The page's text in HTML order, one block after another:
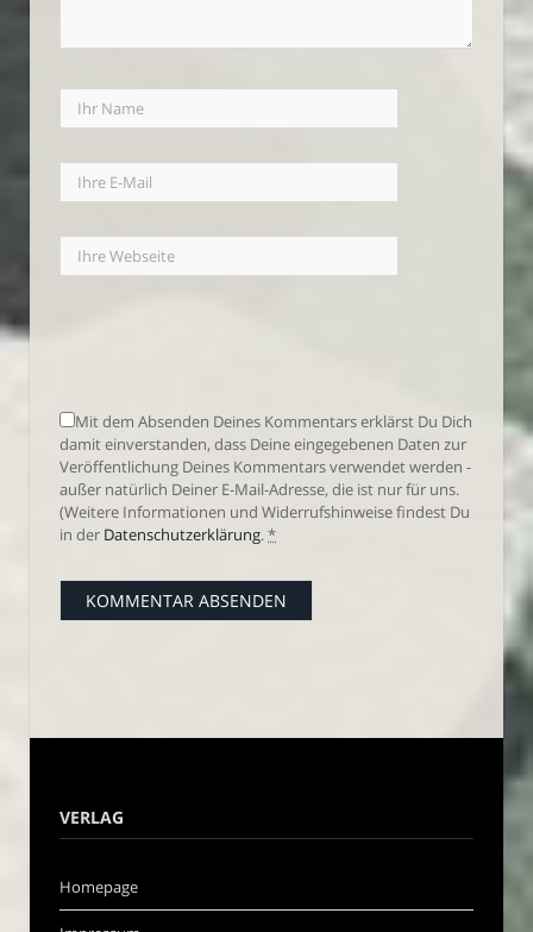
Mit dem Absenden Deines Kommentars erklärst Du Dich
damit einverstanden, dass Deine eingegebenen Daten zur
Veröffentlichung Deines Kommentars verwendet werden -
außer natürlich Deiner E-Mail-Adresse, die ist nur für uns.
(Weitere Informationen und Widerrufshinweise findest Du
in der Datenschutzerklärung.*
VERLAG
Homepage